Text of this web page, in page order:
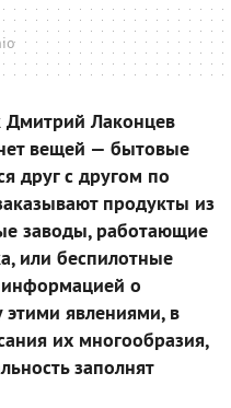
Дмитрий Лаконцев
вещей — бытовые
друг с другом по
продукты из
заводы, работающие
или беспилотные
о
явлениями, в
их многообразия,
заполнят